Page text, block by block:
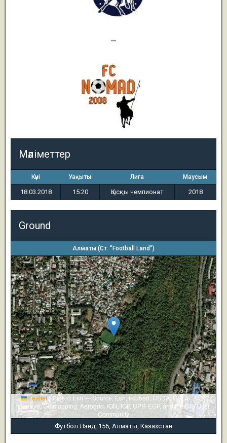
—
Мәліметтер
Күні Уақыты Лига Маусым
18.03.2018 15:20 Қысқы чемпионат 2018
Ground
Алматы (Ст. "Football Land")
Leaflet|Tiles © Esri — Source: Esri, i-cubed, USDA, USGS, AEX,
GeoEye, Getmapping, Aerogrid, IGN, IGP, UPR-EGP, and the GIS User
Community
Футбол Лэнд, 156, Алматы, Казахстан